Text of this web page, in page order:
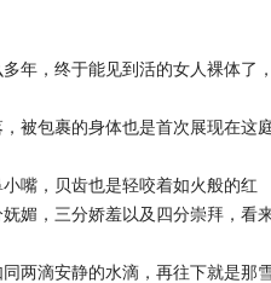
年，终于能见到活的女人裸体了，
被包裹的身体也是首次展现在这
嘴，贝齿也是轻咬着如火般的红
媚，三分娇羞以及四分崇拜，看
两滴安静的水滴，再往下就是那